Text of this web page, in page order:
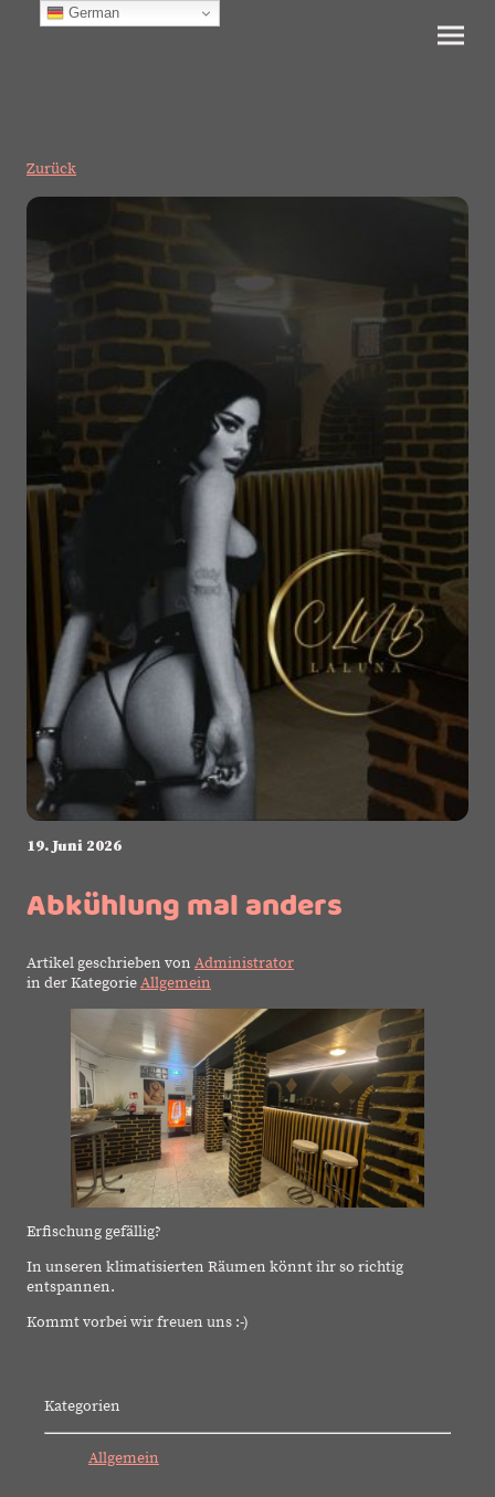
Zurück
19. Juni 2026
Abkühlung mal anders
Artikel geschrieben von Administrator
in der KategorieAllgemein
Erfischung gefällig?
In unseren klimatisierten Räumen könnt ihr so richtig
entspannen.
Kommt vorbei wir freuen uns :-)
Kategorien
Allgemein
German